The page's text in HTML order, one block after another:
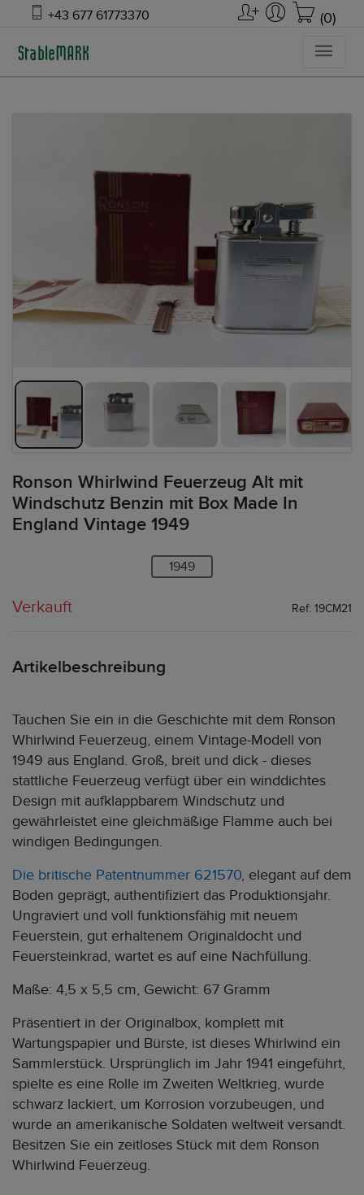
+43 677 61773370 (0)
Ronson Whirlwind Feuerzeug Alt mit
Windschutz Benzin mit Box Made In
England Vintage 1949
1949
Verkauft Ref: 19CM21
Artikelbeschreibung
Tauchen Sie ein in die Geschichte mit dem Ronson
Whirlwind Feuerzeug, einem Vintage-Modell von
1949 aus England. Groß, breit und dick - dieses
stattliche Feuerzeug verfügt über ein winddichtes
Design mit aufklappbarem Windschutz und
gewährleistet eine gleichmäßige Flamme auch bei
windigen Bedingungen.
Die britische Patentnummer 621570, elegant auf dem
Boden geprägt, authentifiziert das Produktionsjahr.
Ungraviert und voll funktionsfähig mit neuem
Feuerstein, gut erhaltenem Originaldocht und
Feuersteinkrad, wartet es auf eine Nachfüllung.
Maße: 4,5 x 5,5 cm, Gewicht: 67 Gramm
Präsentiert in der Originalbox, komplett mit
Wartungspapier und Bürste, ist dieses Whirlwind ein
Sammlerstück. Ursprünglich im Jahr 1941 eingeführt,
spielte es eine Rolle im Zweiten Weltkrieg, wurde
schwarz lackiert, um Korrosion vorzubeugen, und
wurde an amerikanische Soldaten weltweit versandt.
Besitzen Sie ein zeitloses Stück mit dem Ronson
Whirlwind Feuerzeug.